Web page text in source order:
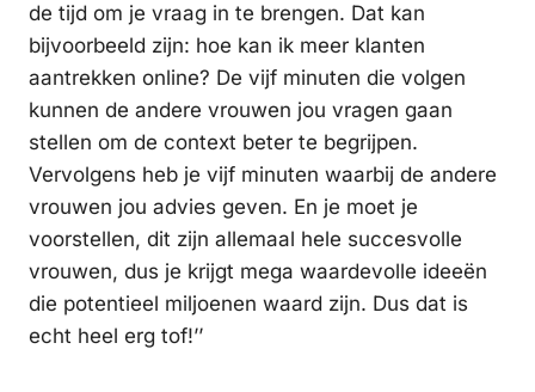
de tijd om je vraag in te brengen. Dat kan
bijvoorbeeld zijn: hoe kan ik meer klanten
aantrekken online? De vijf minuten die volgen
kunnen de andere vrouwen jou vragen gaan
stellen om de context beter te begrijpen.
Vervolgens heb je vijf minuten waarbij de andere
vrouwen jou advies geven. En je moet je
voorstellen, dit zijn allemaal hele succesvolle
vrouwen, dus je krijgt mega waardevolle ideeën
die potentieel miljoenen waard zijn. Dus dat is
echt heel erg tof!’’